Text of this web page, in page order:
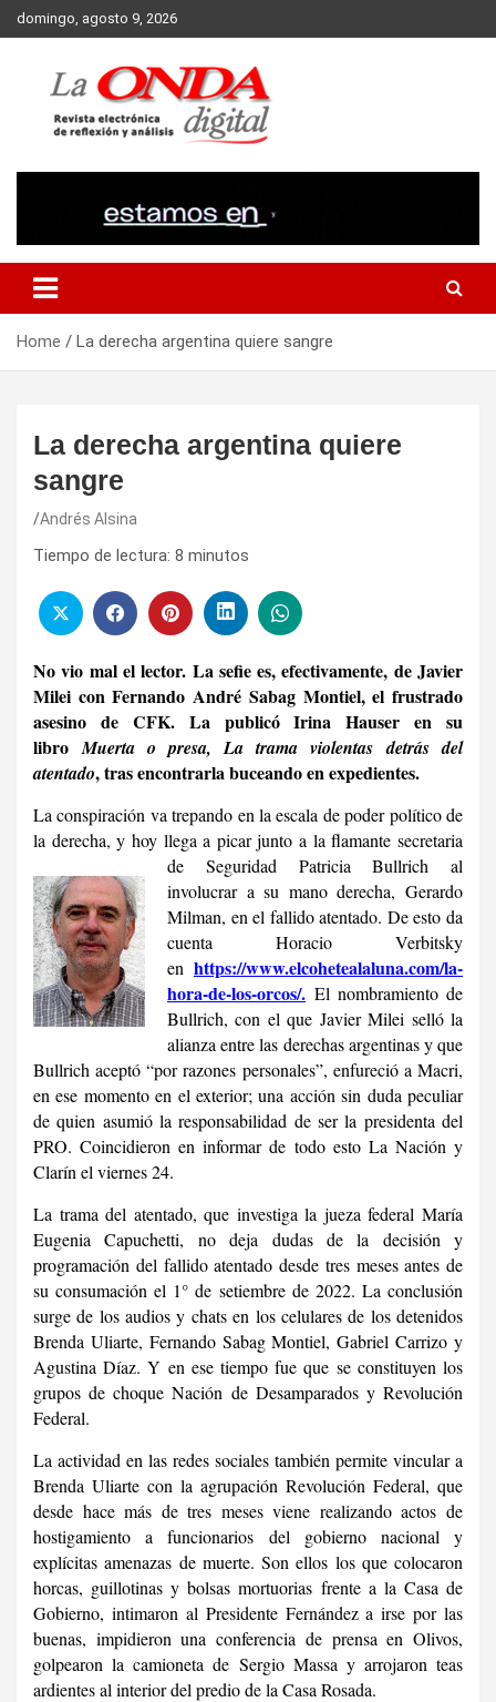
Skip
to
domingo, agosto 9, 2026
Home La derecha argentina quiere sangre
La derecha argentina quiere
sangre
Andrés Alsina
Tiempo de lectura: 8 minutos
No vio mal el lector. La sefie es, efectivamente, de Javier
Milei con Fernando André Sabag Montiel, el frustrado
asesino de CFK. La publicó Irina Hauser en su
libroMuerta o presa, La trama violentas detrás del
atentado, tras encontrarla buceando en expedientes.
La conspiración va trepando en la escala de poder político de
la derecha, y hoy llega a picar junto a la flamante secretaria
de Seguridad Patricia Bullrich al
involucrar a su mano derecha, Gerardo
Milman, en el fallido atentado. De esto da
cuenta Horacio Verbitsky
en https://www.elcohetealaluna.com/la-
hora-de-los-orcos/. El nombramiento de
Bullrich, con el que Javier Milei selló la
alianza entre las derechas argentinas y que
Bullrich aceptó “por razones personales”, enfureció a Macri,
en ese momento en el exterior; una acción sin duda peculiar
de quien asumió la responsabilidad de ser la presidenta del
PRO. Coincidieron en informar de todo esto La Nación y
Clarín el viernes 24.
La trama del atentado, que investiga la jueza federal María
Eugenia Capuchetti, no deja dudas de la decisión y
programación del fallido atentado desde tres meses antes de
su consumación el 1° de setiembre de 2022. La conclusión
surge de los audios y chats en los celulares de los detenidos
Brenda Uliarte, Fernando Sabag Montiel, Gabriel Carrizo y
Agustina Díaz. Y en ese tiempo fue que se constituyen los
grupos de choque Nación de Desamparados y Revolución
Federal.
La actividad en las redes sociales también permite vincular a
Brenda Uliarte con la agrupación Revolución Federal, que
desde hace más de tres meses viene realizando actos de
hostigamiento a funcionarios del gobierno nacional y
explícitas amenazas de muerte. Son ellos los que colocaron
horcas, guillotinas y bolsas mortuorias frente a la Casa de
Gobierno, intimaron al Presidente Fernández a irse por las
buenas, impidieron una conferencia de prensa en Olivos,
golpearon la camioneta de Sergio Massa y arrojaron teas
ardientes al interior del predio de la Casa Rosada.